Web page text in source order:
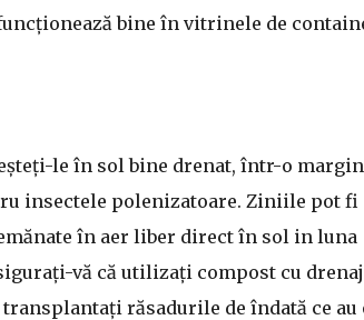
bine în vitrinele de
le în sol bine drenat, într-o
insectele polenizatoare. Ziniile pot fi
în aer liber direct în sol in luna
vă că utilizați compost cu drenaj
răsadurile de îndată ce au